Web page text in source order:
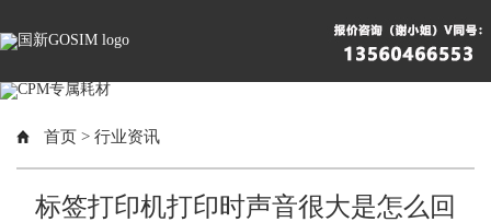
首页 > 行业资讯
标签打印机打印时声音很大是怎么回